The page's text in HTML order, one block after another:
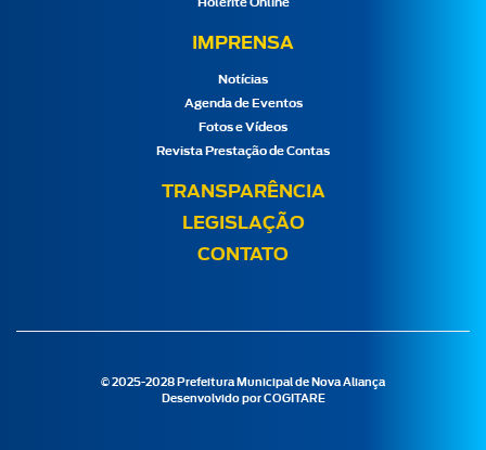
Holerite Online
IMPRENSA
Notícias
Agenda de Eventos
Fotos e Vídeos
Revista Prestação de Contas
TRANSPARÊNCIA
LEGISLAÇÃO
CONTATO
© 2025-2028 Prefeitura Municipal de Nova Aliança
Desenvolvido por COGITARE